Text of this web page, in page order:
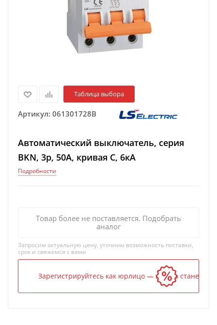
Таблица выбора
Артикул: 061301728B
Автоматический выключатель, серия
BKN, 3p, 50А, кривая C, 6кА
Подробности
Товар более не поставляется. Подобрать
аналог
Запросим актуальную цену, уточним возможность поставки,
срок и свяжемся с вами
Зарегистрируйтесь как юрлицо — и цена станет